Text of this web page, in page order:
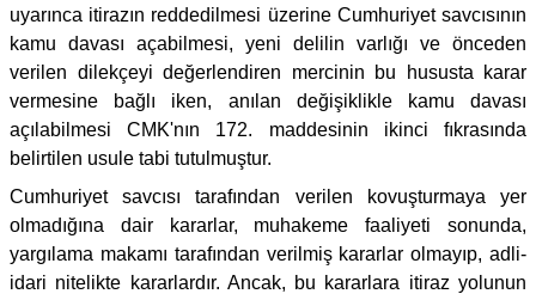
uyarınca itirazın reddedilmesi üzerine Cumhuriyet savcısının
kamu davası açabilmesi, yeni delilin varlığı ve önceden
verilen dilekçeyi değerlendiren mercinin bu hususta karar
vermesine bağlı iken, anılan değişiklikle kamu davası
açılabilmesi CMK'nın 172. maddesinin ikinci fıkrasında
belirtilen usule tabi tutulmuştur.
Cumhuriyet savcısı tarafından verilen kovuşturmaya yer
olmadığına dair kararlar, muhakeme faaliyeti sonunda,
yargılama makamı tarafından verilmiş kararlar olmayıp, adli-
idari nitelikte kararlardır. Ancak, bu kararlara itiraz yolunun